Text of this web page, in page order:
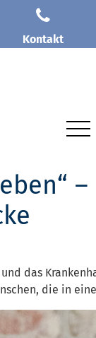
Kontakt
das
die in